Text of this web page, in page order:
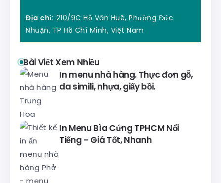
Địa chỉ: 210/9C Hồ Văn Huê, Phường Đức
Nhuận, TP Hồ Chí Minh, Việt Nam
Bài Viết Xem Nhiều
In menu nhà hàng. Thực đơn gỗ,
da simili, nhựa, giấy bồi.
In Menu Bìa Cứng TPHCM Nổi
Tiếng – Giá Tốt, Nhanh